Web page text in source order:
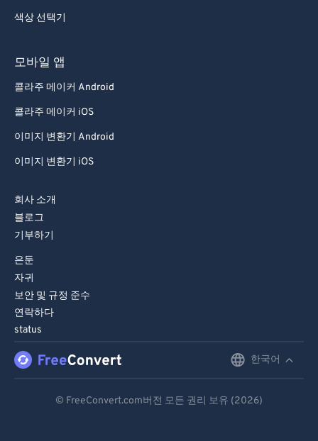
색상 선택기
모바일 앱
콜라주 메이커 Android
콜라주 메이커 iOS
이미지 변환기 Android
이미지 변환기 iOS
회사 소개
블로그
기부하기
은둔
자귀
보안 및 규정 준수
연락하다
status
한국어
© FreeConvert.com버전 모든 권리 보유 (2026)